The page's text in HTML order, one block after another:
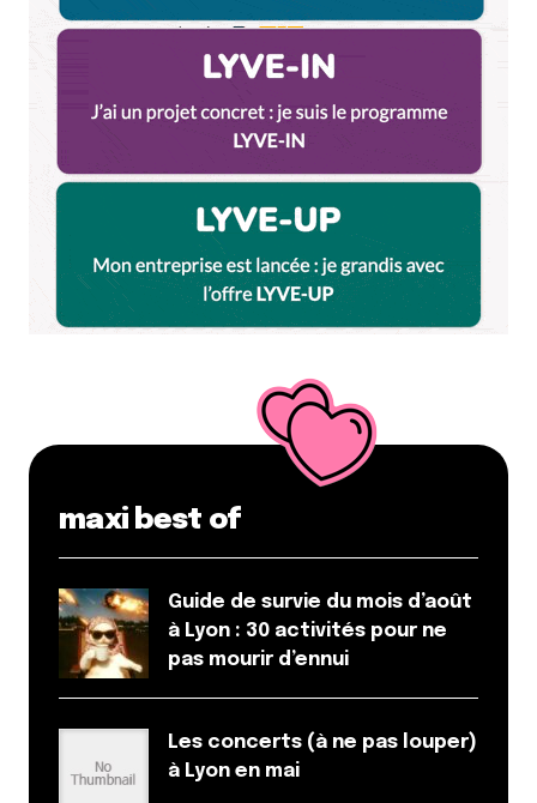
Répondre
Bravo les hommes en vert ! Accueil vraiment top et
sandwich au carpaccio de boeuf super bon et frais.
Je recommande ce restau à tous mes amis.
2 août 2010 à 17 h 45 min
Répondre
Moi je suis pas fan… la dernière fois j’ai eu le droit à
une salade qui était encore surgelée… ça m’a un peu
dégouté pour des produit censé être frais…
Je pense que j’y retournerai plus…
ploubo
Répondre
Trop bon les desserts ….
Je valide les salades qui sont trop bonne.
Le livreur est à l’heure (ca change des autres) et
souriant.
Le restau est sympa aussi.
Mention spéciales pour les cakes salés maisons
25 septembre 2012 à 10 h 36 min
maxi best of
Guide de survie du mois d’août
à Lyon : 30 activités pour ne
pas mourir d’ennui
Les concerts (à ne pas louper)
à Lyon en mai